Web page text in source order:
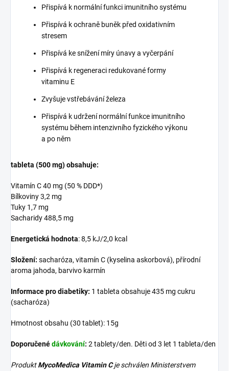
Přispívá k normální funkci imunitního systému
Přispívá k ochraně buněk před oxidativním
stresem
Přispívá ke snížení míry únavy a vyčerpání
Přispívá k regeneraci redukované formy
vitaminu E
Zvyšuje vstřebávání železa
Přispívá k udržení normální funkce imunitního
systému během intenzivního fyzického výkonu
a po něm
tableta (500 mg) obsahuje:
Vitamín C 40 mg (50 % DDD*)
Bílkoviny 3,2 mg
Tuky 1,7 mg
Sacharidy 488,5 mg
Energetická hodnota: 8,5 kJ/2,0 kcal
Složení: sacharóza, vitamín C (kyselina askorbová), přírodní
aroma jahoda, barvivo karmín
Informace pro diabetiky: 1 tableta obsahuje 435 mg cukru
(sacharóza)
Hmotnost obsahu (30 tablet): 15g
Doporučenédávkování: 2 tablety/den. Děti od 3 let 1 tableta/den
ProduktMycoMedica Vitamin Cje schválen Ministerstvem